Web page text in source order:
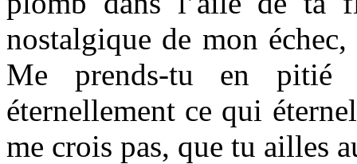
nostalgique de mon
Me prends-tu en
éternellement ce qui
me crois pas, que tu ailles